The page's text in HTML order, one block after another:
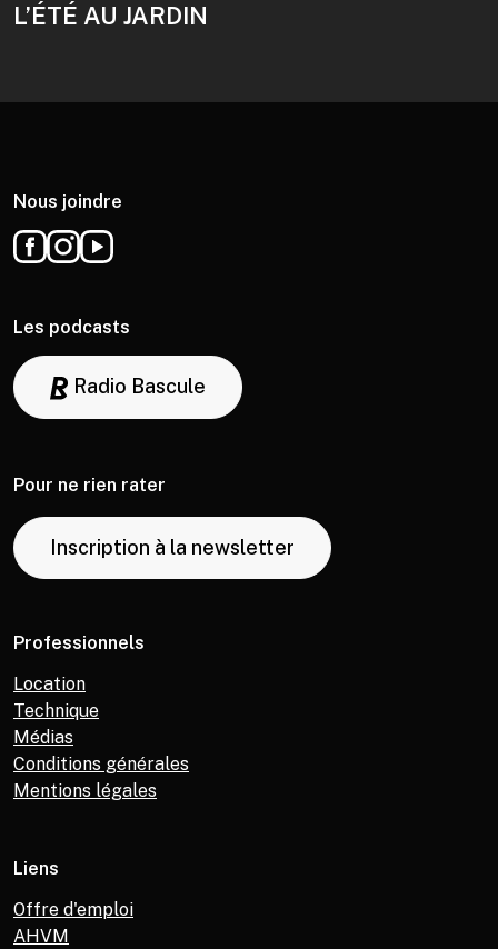
L’ÉTÉ AU JARDIN
Nous joindre
Les podcasts
Radio Bascule
Pour ne rien rater
Inscription à la newsletter
Professionnels
Location
Technique
Médias
Conditions générales
Mentions légales
Liens
Offre d'emploi
AHVM